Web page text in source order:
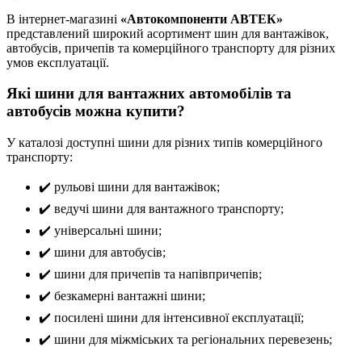
В інтернет-магазині «Автокомпоненти АВТЕК»
представлений широкий асортимент шин для вантажівок,
автобусів, причепів та комерційного транспорту для різних
умов експлуатації.
Які шини для вантажних автомобілів та
автобусів можна купити?
У каталозі доступні шини для різних типів комерційного
транспорту:
✔️ рульові шини для вантажівок;
✔️ ведучі шини для вантажного транспорту;
✔️ універсальні шини;
✔️ шини для автобусів;
✔️ шини для причепів та напівпричепів;
✔️ безкамерні вантажні шини;
✔️ посилені шини для інтенсивної експлуатації;
✔️ шини для міжміських та регіональних перевезень;